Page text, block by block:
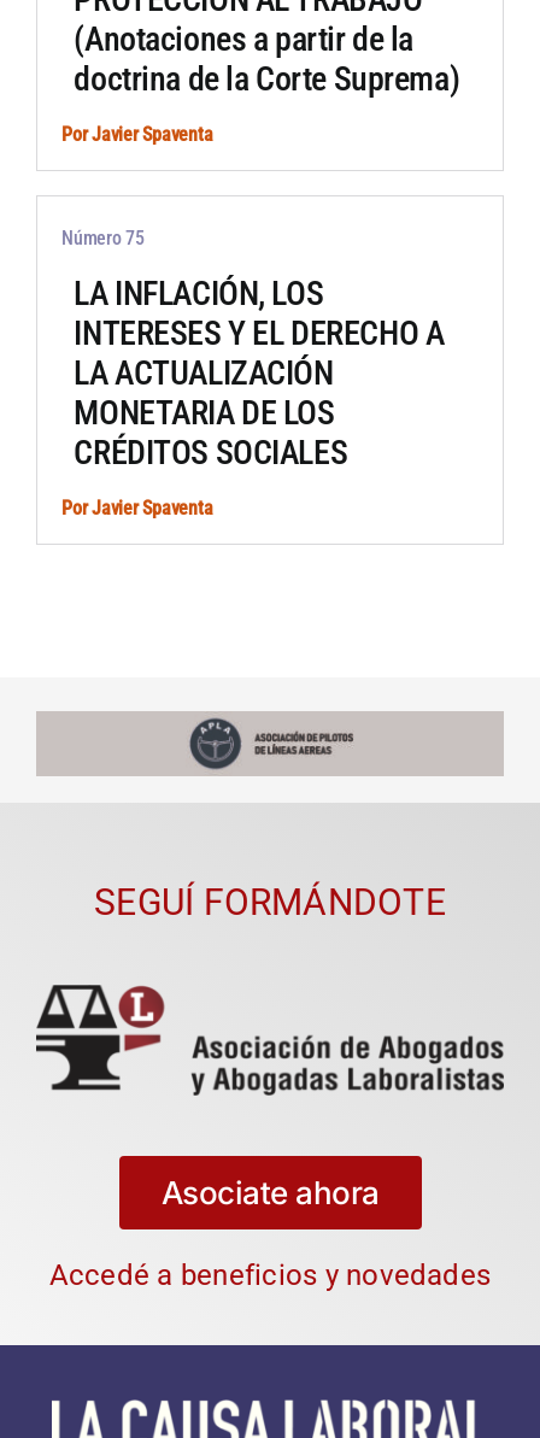
(Anotaciones a partir de la
doctrina de la Corte Suprema)
PorJavier Spaventa
Número 75
LA INFLACIÓN, LOS
INTERESES Y EL DERECHO A
LA ACTUALIZACIÓN
MONETARIA DE LOS
CRÉDITOS SOCIALES
PorJavier Spaventa
SEGUÍ FORMÁNDOTE
Asociate ahora
Accedé a beneficios y novedades